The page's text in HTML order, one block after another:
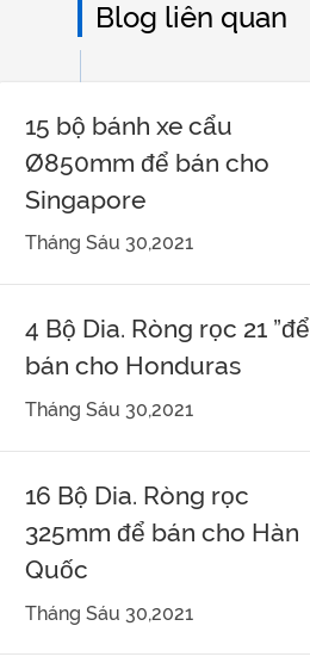
Blog liên quan
15 bộ bánh xe cẩu
Ø850mm để bán cho
Singapore
Tháng Sáu 30,2021
4 Bộ Dia. Ròng rọc 21 ”để
bán cho Honduras
Tháng Sáu 30,2021
16 Bộ Dia. Ròng rọc
325mm để bán cho Hàn
Quốc
Tháng Sáu 30,2021